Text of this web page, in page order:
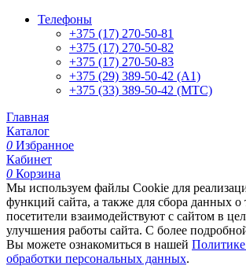
Телефоны
+375 (17) 270-50-81
+375 (17) 270-50-82
+375 (17) 270-50-83
+375 (29) 389-50-42 (А1)
+375 (33) 389-50-42 (МТС)
Главная
Каталог
0 Избранное
Кабинет
0 Корзина
Мы используем файлы Cookie для
функций сайта, а также для сбора данных о
посетители взаимодействуют с сайтом в
улучшения работы сайта. С более
Вы можете ознакомиться в нашей
обработки персональных данных.